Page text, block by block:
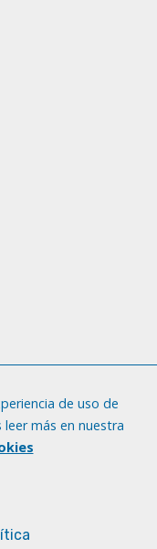
de uso de
más en nuestra